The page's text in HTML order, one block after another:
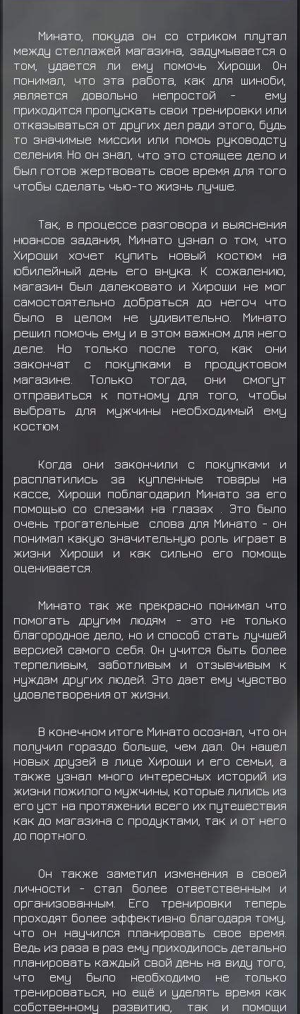
Учиха ОбитозабираетЕда: Рис карри (*5)
Учиха Обитозабирает Еда: Онигири (*4)
Учиха ОбитозабираетЕда: Онигири (*4)
Учиха ОбитозабираетЕда: Данго (*3)
Учиха ОбитозабираетЕда: Данго (*3)
Учиха Обито забираетЕда: Данго (*3)
Учиха ОбитозабираетЕда: Данго (*3)
Учиха Обито
Еда: Онигири (*4)
Учиха ОбитозабираетЕда: Данго (*3)
Узумаки Наникавыкидывает предметЕда:
Данго (*3)
Минато, покуда он со стриком плутал
между стеллажей магазина, задумывается о
том, удается ли ему помочь Хироши. Он
понимал, что эта работа, как для шиноби,
является довольно непростой - ему
приходится пропускать свои тренировки или
отказываться от других дел ради этого, будь
то значимые миссии или помоь руководсту
селения. Но он знал, что это стоящее дело и
был готов жертвовать свое время для того
чтобы сделать чью-то жизнь лучше.
Так, в процессе разговора и выяснения
нюансов задания, Минато узнал о том, что
Хироши хочет купить новый костюм на
юбилейный день его внука. К сожалению,
магазин был далековато и Хироши не мог
самостоятельно добраться до негоч что
было в целом не удивительно. Минато
решил помочь ему и в этом важном для него
деле. Но только после того, как они
закончат с покупками в продуктовом
магазине. Только тогда, они смогут
отправиться к потному для того, чтобы
выбрать для мужчины необходимый ему
костюм.
Когда они закончили с покупками и
расплатились за купленные товары на
кассе, Хироши поблагодарил Минато за его
помощью со слезами на глазах . Это было
очень трогательные слова для Минато - он
понимал какую значительную роль играет в
жизни Хироши и как сильно его помощь
оценивается.
Минато так же прекрасно понимал что
помогать другим людям - это не только
благородное дело, но и способ стать лучшей
версией самого себя. Он учится быть более
терпеливым, заботливым и отзывчивым к
нуждам других людей. Это дает ему чувство
удовлетворения от жизни.
В конечном итоге Минато осознал, что он
получил гораздо больше, чем дал. Он нашел
новых друзей в лице Хироши и его семьи, а
также узнал много интересных историй из
жизни пожилого мужчины, которые лились из
его уст на протяжении всего их путешествия
как до магазина с продуктами, так и от него
до портного.
Он также заметил изменения в своей
личности - стал более ответственным и
организованным. Его тренировки теперь
проходят более эффективно благодаря тому,
что он научился планировать свое время.
Ведь из раза в раз ему приходилось детально
планировать каждый свой день на виду того,
что ему было необходимо не только
тренироваться, но ещё и уделять время как
собственному развитию, так и помощи